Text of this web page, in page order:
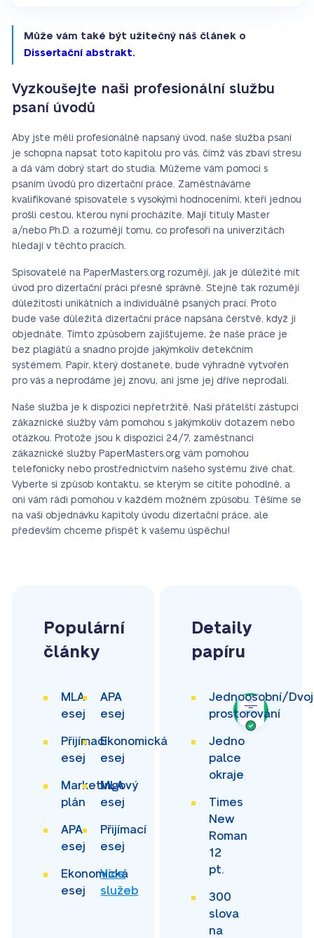
Může vám také být užitečný náš článek o
Dissertační abstrakt.
Vyzkoušejte naši profesionální službu
psaní úvodů
Aby jste měli profesionálně napsaný úvod, naše služba psaní
je schopna napsat toto kapitolu pro vás, čímž vás zbaví stresu
a dá vám dobrý start do studia. Můžeme vám pomoci s
psaním úvodů pro dizertační práce. Zaměstnáváme
kvalifikované spisovatele s vysokými hodnoceními, kteří jednou
prošli cestou, kterou nyní procházíte. Mají tituly Master
a/nebo Ph.D. a rozumějí tomu, co profesoři na univerzitách
hledají v těchto pracích.
Spisovatelé na PaperMasters.org rozumějí, jak je důležité mít
úvod pro dizertační práci přesně správně. Stejně tak rozumějí
důležitosti unikátních a individuálně psaných prací. Proto
bude vaše důležitá dizertační práce napsána čerstvě, když ji
objednáte. Tímto způsobem zajišťujeme, že naše práce je
bez plagiátů a snadno projde jakýmkoliv detekčním
systémem. Papír, který dostanete, bude výhradně vytvořen
pro vás a neprodáme jej znovu, ani jsme jej dříve neprodali.
Naše služba je k dispozici nepřetržitě. Naši přátelští zástupci
zákaznické služby vám pomohou s jakýmkoliv dotazem nebo
otázkou. Protože jsou k dispozici 24/7, zaměstnanci
zákaznické služby PaperMasters.org vám pomohou
telefonicky nebo prostřednictvím našeho systému živé chat.
Vyberte si způsob kontaktu, se kterým se cítíte pohodlně, a
oni vám rádi pomohou v každém možném způsobu. Těšíme se
na vaši objednávku kapitoly úvodu dizertační práce, ale
především chceme přispět k vašemu úspěchu!
Populární
články
MLA
esej
APA
esej
Přijímací
esej
Ekonomická
esej
Marketingový
plán
MLA
esej
APA
esej
Přijímací
esej
Ekonomická
esej
Více
služeb
Detaily
papíru
Jednoosobní/
prostorování
Jedno
palce
okraje
Times
New
Roman
12
pt.
300
slova
na